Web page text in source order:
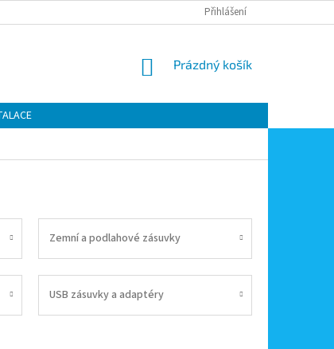
OSOBNÍCH ÚDAJŮ MOJE OBJEDNÁVKA
Přihlášení
NÁKUPNÍ
Prázdný košík
Zemní a podlahové zásuvky
USB zásuvky a adaptéry